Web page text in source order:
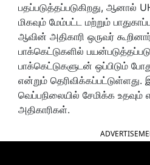
பதப்படுத்தப்படுகிறது, ஆனால்
மிகவும் மேம்பட்ட மற்றும்
ஆவின் அதிகாரி ஒருவர்
பாக்கெட்டுகளில்
பாக்கெட்டுகளுடன் ஒப்பிடும்
என்றும்
வெப்பநிலையில் சேமிக்க உதவும்
அதிகாரிகள்.